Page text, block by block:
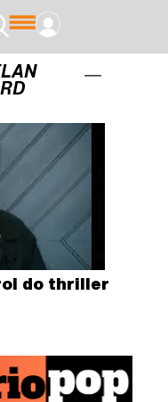
do thriller